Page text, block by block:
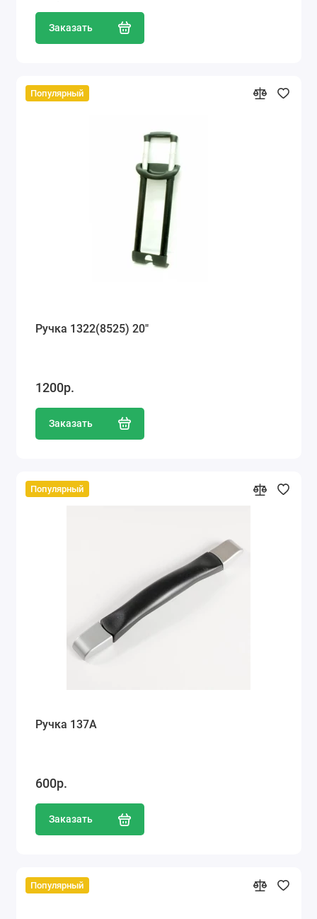
Заказать
Популярный
Ручка 1322(8525) 20"
1200р.
Заказать
Популярный
Ручка 137А
600р.
Заказать
Популярный